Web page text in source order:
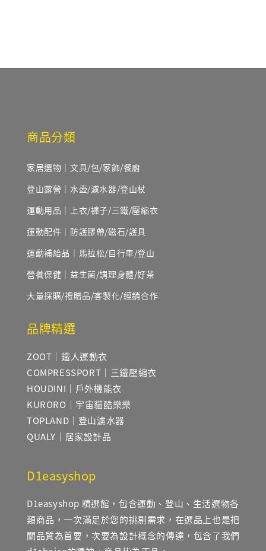
商品分類
家居選物｜文具/包/家飾/餐廚
登山露營｜水壺/濾水器/登山杖
運動用品｜上衣/褲子/三鐵/壓縮衣
運動配件｜防護膠帶/磁石/護具
運動補給品｜馬拉松/自行車/登山
營養保健｜益生菌/調理身體/好茶
大量採購/禮贈品/客製化/經銷合作
品牌精選
ZOOT｜鐵人運動衣
COMPRESSPORT｜三鐵壓縮衣
HOUDINI｜戶外機能衣
KURORO｜宇宙貓酷樂樂
TOPLAND｜登山濾水器
QUALY｜居家設計品
D1easyshop
D1easyshop 精選館，包含運動、登山、生活選物各
類商品，一次滿足於您的挑剔需求，在選品上也是把
關品質為首要，次要為設計概念的傳達，包含了我們